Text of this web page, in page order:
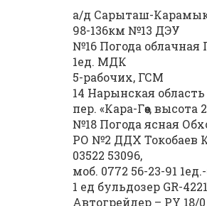
а/д Сарыташ-
98-136км №13 ДЭУ
№16 Погода облачная
1ед. МДК
5-рабочих, ГСМ
14 Нарынская
пер. «Кара-Гөө»,
№18 Погода ясная
РО №2 ДДХ Токобаев
03522 53096,
моб. 0772 56-23-91
1 ед бульдозер GR-
Автогрейдер – РY 18/